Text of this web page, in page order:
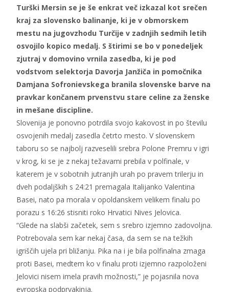
Turški Mersin se je še enkrat več izkazal kot srečen
kraj za slovensko balinanje, ki je v obmorskem
mestu na jugovzhodu Turčije v zadnjih sedmih letih
osvojilo kopico medalj. S štirimi se bo v ponedeljek
zjutraj v domovino vrnila zasedba, ki je pod
vodstvom selektorja Davorja Janžiča in pomočnika
Damjana Sofronievskega branila slovenske barve na
pravkar končanem prvenstvu stare celine za ženske
in mešane discipline.
Slovenija je ponovno potrdila svojo kakovost in po številu
osvojenih medalj zasedla četrto mesto. V slovenskem
taboru so se najbolj razveselili srebra Polone Premru v igri
v krog, ki se je z nekaj težavami prebila v polfinale, v
katerem je v sobotnih jutranjih urah po pravem trilerju in
dveh podaljških s 24:21 premagala Italijanko Valentina
Basei, nato pa morala v opoldanskem velikem finalu po
porazu s 16:26 stisniti roko Hrvatici Nives Jelovica.
“Glede na slabši začetek, sem s srebro izjemno zadovoljna.
Potrebovala sem kar nekaj časa, da sem se na težkih
igriščih ujela pri bližanju. Pika na i je bila polfinalna zmaga
proti Basei, medtem ko v finalu proti izjemno razpoloženi
Jelovici nisem imela pravih možnosti,” je pojasnila nova
evropska podprvakinja.